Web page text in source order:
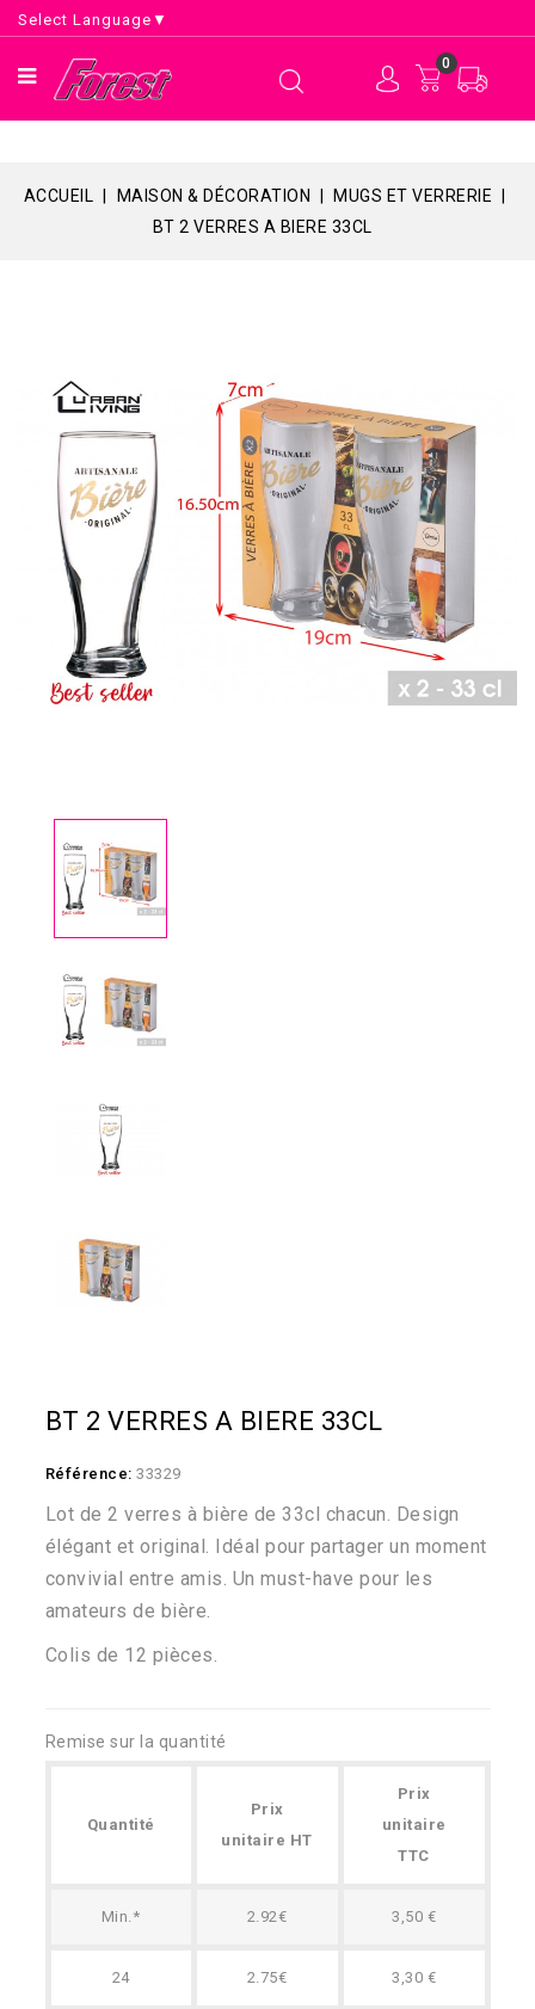
Select Language ▼
0
ACCUEIL MAISON & DÉCORATION
MUGS ET VERRERIE
BT 2 VERRES A BIERE 33CL
BT 2 VERRES A BIERE 33CL
Référence: 33329
Lot de 2 verres à bière de 33cl chacun. Design
élégant et original. Idéal pour partager un moment
convivial entre amis. Un must-have pour les
amateurs de bière.
Colis de 12 pièces.
Remise sur la quantité
Quantité
Prix
unitaire HT
Prix
unitaire
TTC
Min.* 2.92€ 3,50 €
24 2.75€ 3,30 €